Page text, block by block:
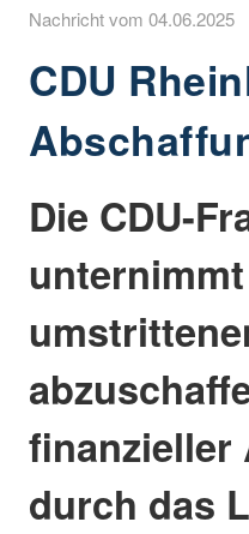
Nachricht vom
CDU
Die CDU-
finanzieller
durch das